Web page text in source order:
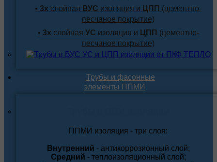
• 3х слойная ВУС изоляция и ЦПП (цементно-
песчаное покрытие)
• 3х слойная УС изоляция и ЦПП (цементно-
песчаное покрытие)
Трубы и фасонные
элементы ППМИ
ППМИ изоляция - три слоя:
Внутренний - антикоррозионный слой;
Средний - теплоизоляционный слой;